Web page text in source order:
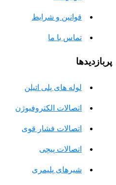
قوانین و شرایط
تماس با ما
پربازدیدها
لوله های پلی اتیلن
اتصالات الکتروفیوژن
اتصالات فشار قوی
اتصالات پیچی
شیرهای پلیمری